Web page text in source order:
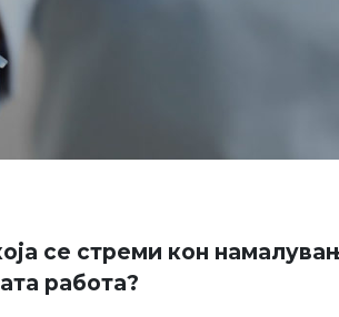
се стреми кон
работа?